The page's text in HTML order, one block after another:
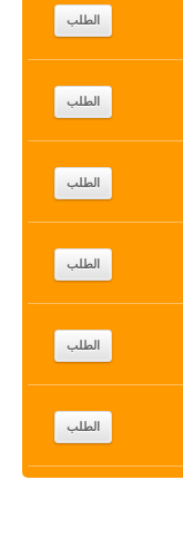
الطلب
الطلب
الطلب
الطلب
الطلب
الطلب